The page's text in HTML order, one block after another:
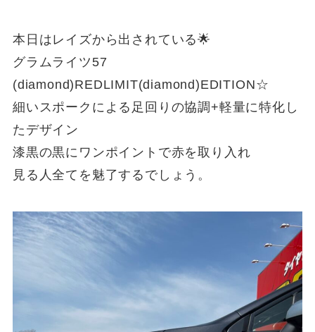
本日はレイズから出されている🌟
グラムライツ57
(diamond)REDLIMIT(diamond)EDITION☆
細いスポークによる足回りの協調+軽量に特化し
たデザイン
漆黒の黒にワンポイントで赤を取り入れ
見る人全てを魅了するでしょう。